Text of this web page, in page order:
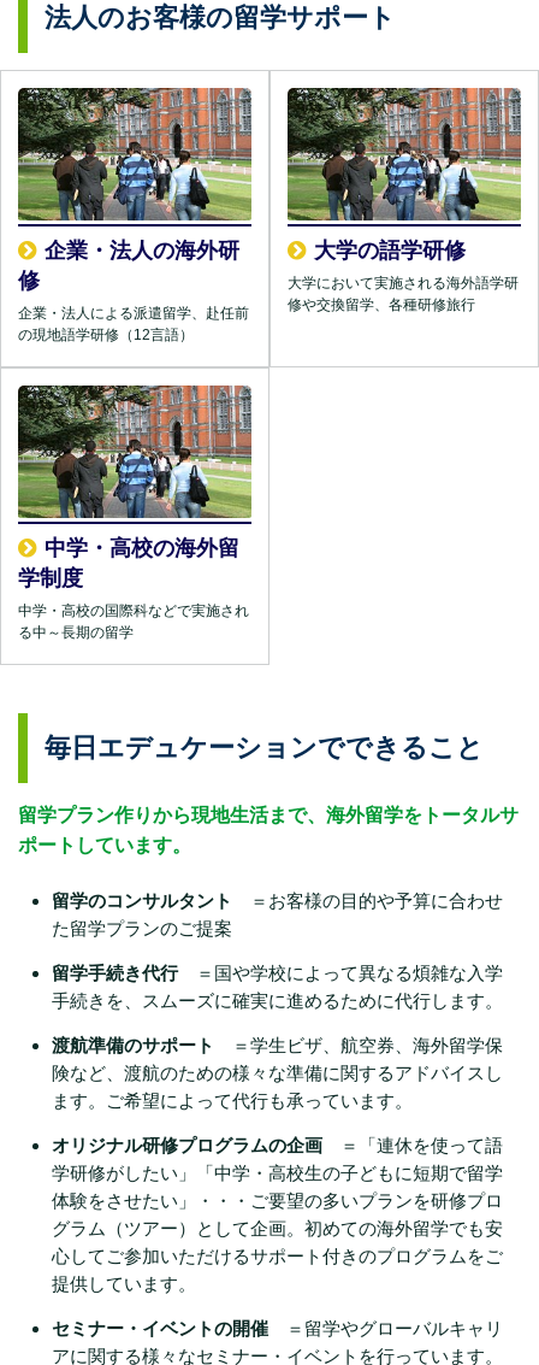
法人のお客様の留学サポート
企業・法人の海外研
修
企業・法人による派遣留学、赴任前
の現地語学研修（12言語）
大学の語学研修
大学において実施される海外語学研
修や交換留学、各種研修旅行
中学・高校の海外留
学制度
中学・高校の国際科などで実施され
る中～長期の留学
毎日エデュケーションでできること
留学プラン作りから現地生活まで、海外留学をトータルサ
ポートしています。
留学のコンサルタント
＝お客様の目的や予算に合わせ
た留学プランのご提案
留学手続き代行＝国や学校によって異なる煩雑な入学
手続きを、スムーズに確実に進めるために代行します。
渡航準備のサポート
＝学生ビザ、航空券、海外留学保
険など、渡航のための様々な準備に関するアドバイスし
ます。ご希望によって代行も承っています。
オリジナル研修プログラムの企画 ＝「連休を使って語
学研修がしたい」「中学・高校生の子どもに短期で留学
体験をさせたい」・・・ご要望の多いプランを研修プロ
グラム（ツアー）として企画。初めての海外留学でも安
心してご参加いただけるサポート付きのプログラムをご
提供しています。
セミナー・イベントの開催 ＝留学やグローバルキャリ
アに関する様々なセミナー・イベントを行っています。